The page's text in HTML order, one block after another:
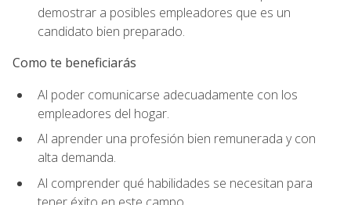
demostrar a posibles empleadores que es un
candidato bien preparado.
Como te beneficiarás
Al poder comunicarse adecuadamente con los
empleadores del hogar.
Al aprender una profesión bien remunerada y con
alta demanda.
Al comprender qué habilidades se necesitan para